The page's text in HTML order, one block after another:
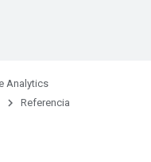
Analytics
Referencia